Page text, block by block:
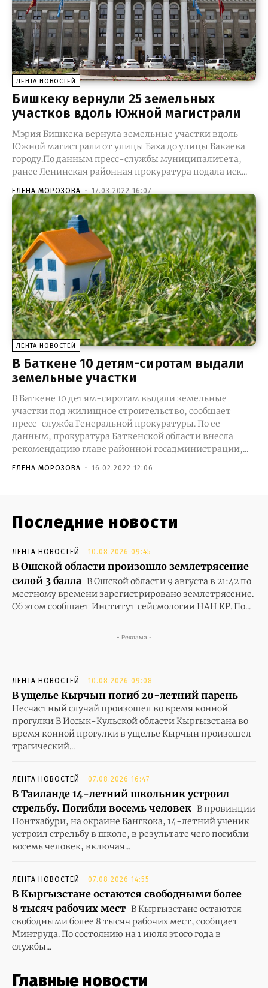
ЛЕНТА НОВОСТЕЙ
Бишкеку вернули 25 земельных
участков вдоль Южной магистрали
Мэрия Бишкека вернула земельные участки вдоль
Южной магистрали от улицы Баха до улицы Бакаева
городу.По данным пресс-службы муниципалитета,
ранее Ленинская районная прокуратура подала иск...
ЕЛЕНА МОРОЗОВА - 17.03.2022 16:07
ЛЕНТА НОВОСТЕЙ
В Баткене 10 детям-сиротам выдали
земельные участки
В Баткене 10 детям-сиротам выдали земельные
участки под жилищное строительство, сообщает
пресс-служба Генеральной прокуратуры. По ее
данным, прокуратура Баткенской области внесла
рекомендацию главе районной госадминистрации,...
ЕЛЕНА МОРОЗОВА - 16.02.2022 12:06
Последние новости
ЛЕНТА НОВОСТЕЙ 10.08.2026 09:45
В Ошской области произошло землетрясение
силой 3 балла В Ошской области 9 августа в 21:42 по
местному времени зарегистрировано землетрясение.
Об этом сообщает Институт сейсмологии НАН КР. По...
- Реклама -
ЛЕНТА НОВОСТЕЙ 10.08.2026 09:08
В ущелье Кырчын погиб 20-летний парень
Несчастный случай произошел во время конной
прогулки В Иссык-Кульской области Кыргызстана во
время конной прогулки в ущелье Кырчын произошел
трагический...
ЛЕНТА НОВОСТЕЙ 07.08.2026 16:47
В Таиланде 14-летний школьник устроил
стрельбу. Погибли восемь человек В провинции
Нонтхабури, на окраине Бангкока, 14-летний ученик
устроил стрельбу в школе, в результате чего погибли
восемь человек, включая...
ЛЕНТА НОВОСТЕЙ 07.08.2026 14:55
В Кыргызстане остаются свободными более
8 тысяч рабочих мест В Кыргызстане остаются
свободными более 8 тысяч рабочих мест, сообщает
Минтруда. По состоянию на 1 июля этого года в
службы...
Главные новости